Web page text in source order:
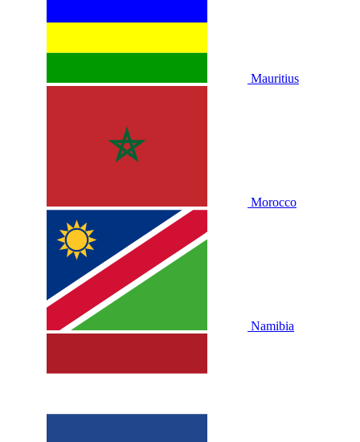
Mauritius
Morocco
Namibia